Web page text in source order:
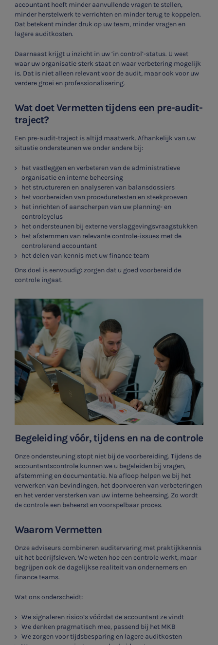
accountant hoeft minder aanvullende vragen te stellen,
minder herstelwerk te verrichten en minder terug te koppelen.
Dat betekent minder druk op uw team, minder vragen en
lagere auditkosten.
Daarnaast krijgt u inzicht in uw ‘in control’-status. U weet
waar uw organisatie sterk staat en waar verbetering mogelijk
is. Dat is niet alleen relevant voor de audit, maar ook voor uw
verdere groei en professionalisering.
Wat doet Vermetten tijdens een pre-audit-
traject?
Een pre-audit-traject is altijd maatwerk. Afhankelijk van uw
situatie ondersteunen we onder andere bij:
het vastleggen en verbeteren van de administratieve
organisatie en interne beheersing
het structureren en analyseren van balansdossiers
het voorbereiden van proceduretesten en steekproeven
het inrichten of aanscherpen van uw planning- en
controlcyclus
het ondersteunen bij externe verslaggevingsvraagstukken
het afstemmen van relevante controle-issues met de
controlerend accountant
het delen van kennis met uw finance team
Ons doel is eenvoudig: zorgen dat u goed voorbereid de
controle ingaat.
Begeleiding vóór, tijdens en na de controle
Onze ondersteuning stopt niet bij de voorbereiding. Tijdens de
accountantscontrole kunnen we u begeleiden bij vragen,
afstemming en documentatie. Na afloop helpen we bij het
verwerken van bevindingen, het doorvoeren van verbeteringen
en het verder versterken van uw interne beheersing. Zo wordt
de controle een beheerst en voorspelbaar proces.
Waarom Vermetten
Onze adviseurs combineren auditervaring met praktijkkennis
uit het bedrijfsleven. We weten hoe een controle werkt, maar
begrijpen ook de dagelijkse realiteit van ondernemers en
finance teams.
Wat ons onderscheidt:
We signaleren risico’s vóórdat de accountant ze vindt
We denken pragmatisch mee, passend bij het MKB
We zorgen voor tijdsbesparing en lagere auditkosten